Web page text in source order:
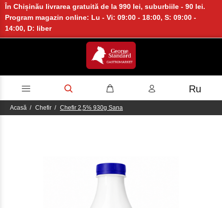
În Chișinău livrarea gratuită de la 990 lei, suburbiile - 90 lei.
Program magazin online: Lu - Vi: 09:00 - 18:00, S: 09:00 -
14:00, D: liber
Ru
Acasă Chefir Chefir 2,5% 930g Sana